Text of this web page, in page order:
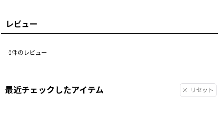
レビュー
0件のレビュー
最近チェックしたアイテム リセット